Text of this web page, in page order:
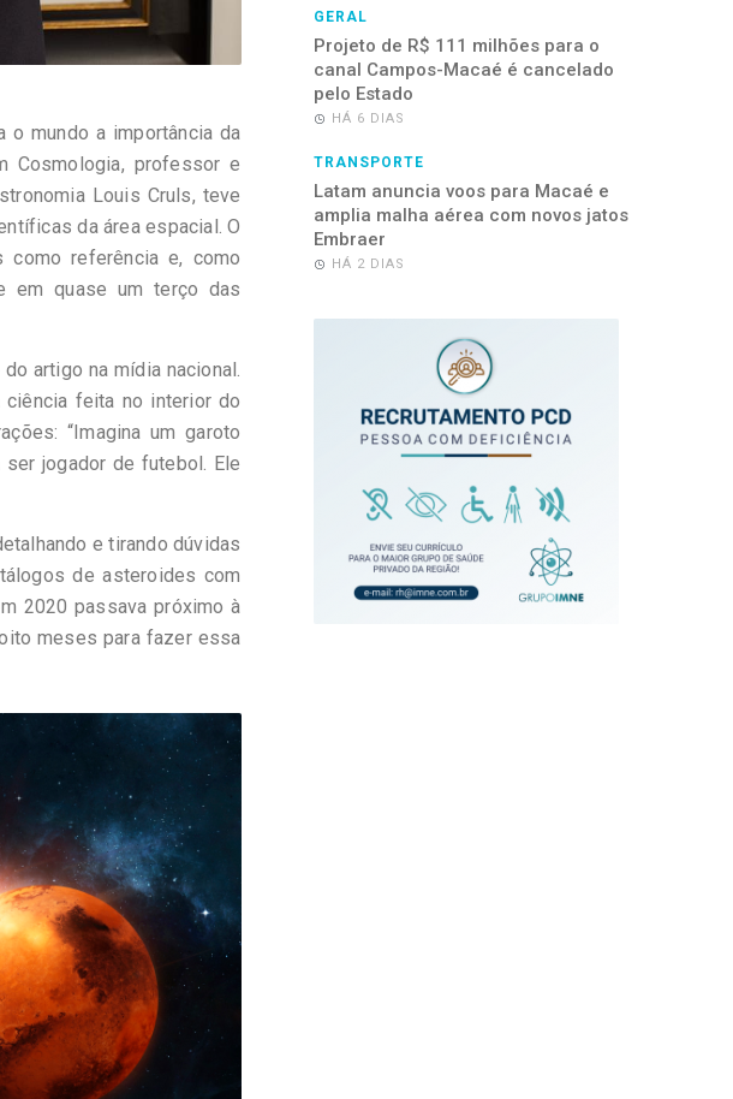
mundo a importância da
Cosmologia, professor e
Louis Cruls, teve
da área espacial. O
como referência e, como
em quase um terço das
artigo na mídia nacional.
feita no interior do
“Imagina um garoto
jogador de futebol. Ele
e tirando dúvidas
de asteroides com
2020 passava próximo à
meses para fazer essa
GERAL
Projeto de R$ 111 milhões para o
canal Campos-Macaé é cancelado
pelo Estado
HÁ 6 DIAS
TRANSPORTE
Latam anuncia voos para Macaé e
amplia malha aérea com novos jatos
Embraer
HÁ 2 DIAS